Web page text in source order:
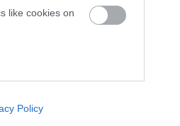
like cookies on
of the website
Policy
17:11